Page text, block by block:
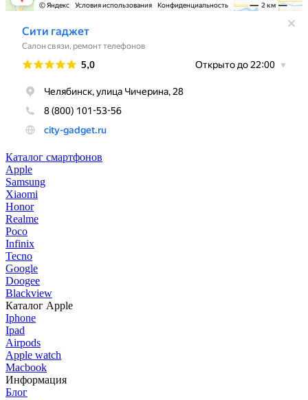
Каталог смартфонов
Apple
Samsung
Xiaomi
Honor
Realme
Poco
Infinix
Tecno
Google
Doogee
Blackview
Каталог Apple
Iphone
Ipad
Airpods
Apple watch
Macbook
Информация
Блог